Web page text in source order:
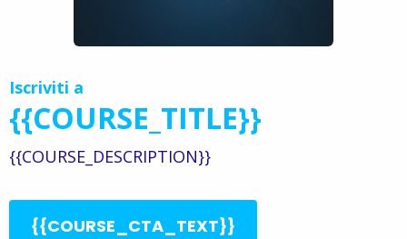
Iscriviti a
{{COURSE_TITLE}}
{{COURSE_DESCRIPTION}}
{{COURSE_CTA_TEXT}}